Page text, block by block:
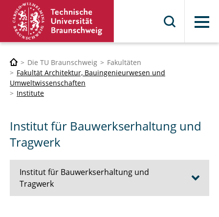
Menü
Die TU Braunschweig
Fakultäten
Fakultät Architektur, Bauingenieurwesen und
Umweltwissenschaften
Institute
Institut für Bauwerkserhaltung und
Tragwerk
Institut für Bauwerkserhaltung und
Tragwerk